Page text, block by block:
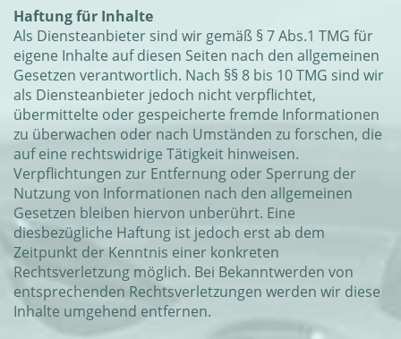
Haftung für Inhalte
Als Diensteanbieter sind wir gemäß § 7 Abs.1 TMG für
eigene Inhalte auf diesen Seiten nach den allgemeinen
Gesetzen verantwortlich. Nach §§ 8 bis 10 TMG sind wir
als Diensteanbieter jedoch nicht verpflichtet,
übermittelte oder gespeicherte fremde Informationen
zu überwachen oder nach Umständen zu forschen, die
auf eine rechtswidrige Tätigkeit hinweisen.
Verpflichtungen zur Entfernung oder Sperrung der
Nutzung von Informationen nach den allgemeinen
Gesetzen bleiben hiervon unberührt. Eine
diesbezügliche Haftung ist jedoch erst ab dem
Zeitpunkt der Kenntnis einer konkreten
Rechtsverletzung möglich. Bei Bekanntwerden von
entsprechenden Rechtsverletzungen werden wir diese
Inhalte umgehend entfernen.